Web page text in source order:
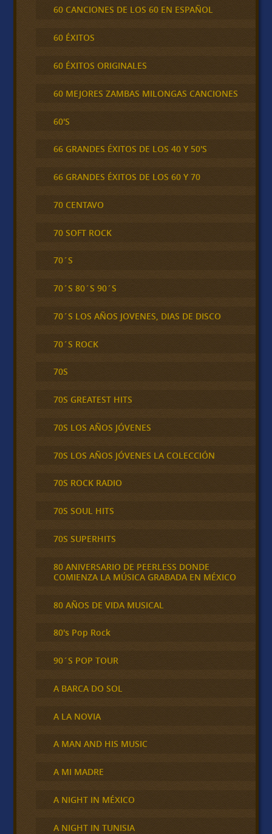
60 CANCIONES DE LOS 60 EN ESPAÑOL
60 ÉXITOS
60 ÉXITOS ORIGINALES
60 MEJORES ZAMBAS MILONGAS CANCIONES
60'S
66 GRANDES ÉXITOS DE LOS 40 Y 50'S
66 GRANDES ÉXITOS DE LOS 60 Y 70
70 CENTAVO
70 SOFT ROCK
70´S
70´S 80´S 90´S
70´S LOS AÑOS JOVENES, DIAS DE DISCO
70´S ROCK
70S
70S GREATEST HITS
70S LOS AÑOS JÓVENES
70S LOS AÑOS JÓVENES LA COLECCIÓN
70S ROCK RADIO
70S SOUL HITS
70S SUPERHITS
80 ANIVERSARIO DE PEERLESS DONDE
COMIENZA LA MÚSICA GRABADA EN MÉXICO
80 AÑOS DE VIDA MUSICAL
80's Pop Rock
90´S POP TOUR
A BARCA DO SOL
A LA NOVIA
A MAN AND HIS MUSIC
A MI MADRE
A NIGHT IN MÉXICO
A NIGHT IN TUNISIA